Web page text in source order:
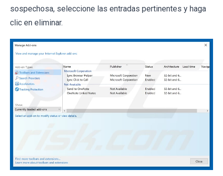
sospechosa, seleccione las entradas pertinentes y haga
clic en eliminar.